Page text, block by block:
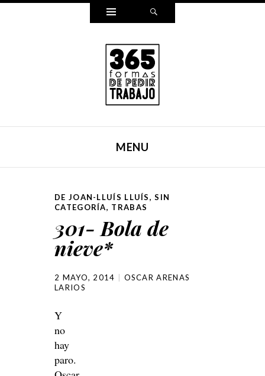
Widgets
MENU
DE JOAN-LLUÍS LLUÍS,SIN
CATEGORÍA, TRABAS
301- Bola de
nieve*
2 MAYO, 2014
OSCAR ARENAS
LARIOS
Y
no
hay
paro.